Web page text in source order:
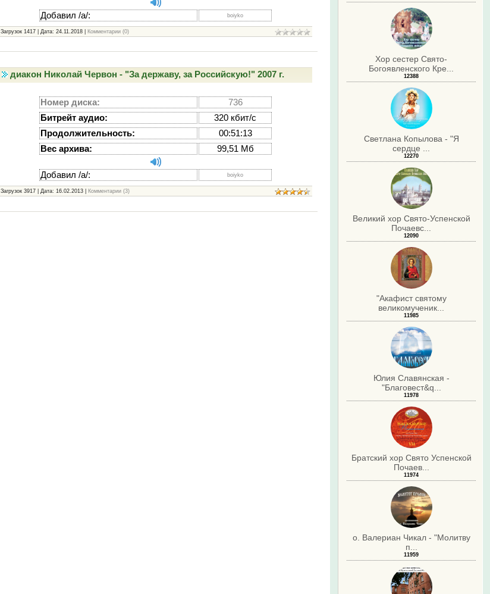
Хор сестер Свято-
Богоявленского Кре...
12388
Светлана Копылова - "Я
сердце ...
12270
Великий хор Свято-Успенской
Почаевс...
12090
"Акафист святому
великомученик...
11985
Юлия Славянская -
"Благовест&q...
11978
Братский хор Свято Успенской
Почаев...
11974
о. Валериан Чикал - "Молитву
п...
11959
Добавил /а/: boiyko
Загрузок 1417 | Дата:24.11.2018 Комментарии (0)
диакон Николай Червон - "За державу, за Российскую!" 2007 г.
Номер диска:
736
Битрейт аудио:
320 кбит/с
Продолжительность:
00:51:13
Вес архива:
99,51 Мб
Добавил /а/: boiyko
Загрузок 3917 | Дата:16.02.2013 Комментарии (3)